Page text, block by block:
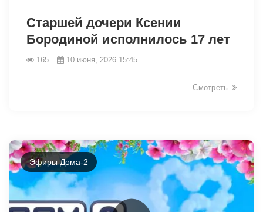
44027
Старшей дочери Ксении
Бородиной исполнилось 17 лет
165 10 июня, 2026 15:45
Смотреть
Эфиры Дома-2